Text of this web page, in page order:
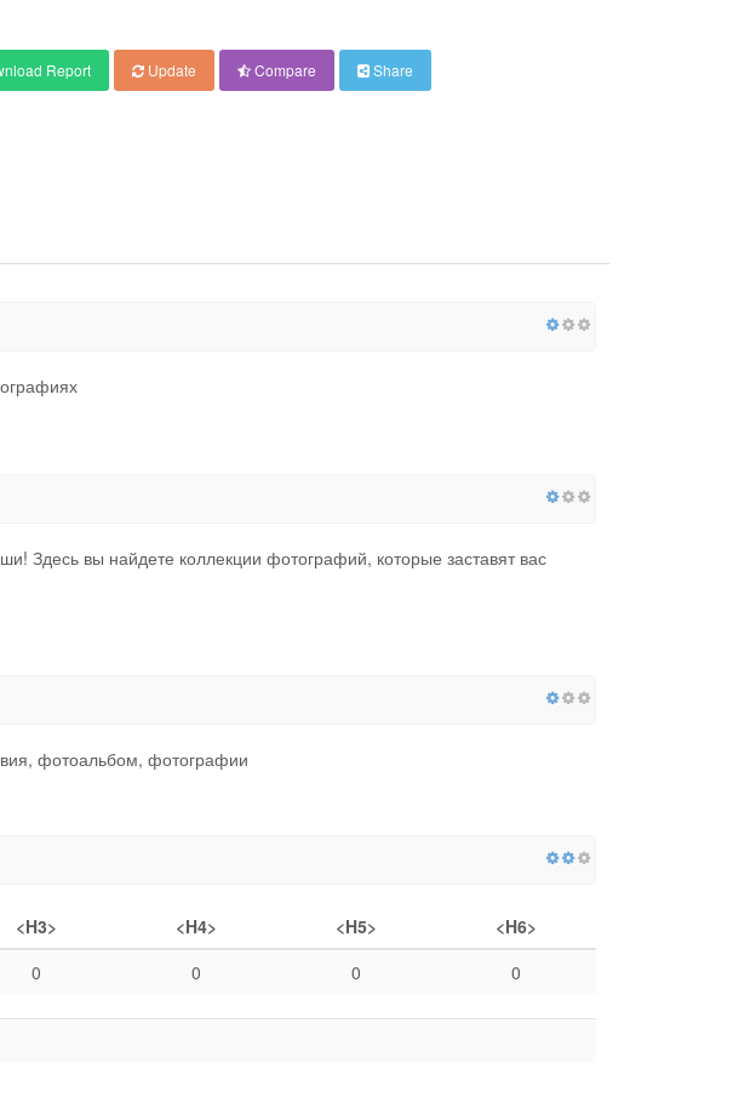
Report Update Compare Share
Здесь вы найдете коллекции фотографий, которые заставят вас
фотоальбом, фотографии
<H3> <H4> <H5>
<H6>
0 0 0 0